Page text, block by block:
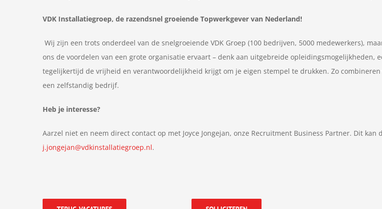
VDK Installatiegroep, de razendsnel groeiende Topwerkgever van Nederland!
Wij zijn een trots onderdeel van de snelgroeiende VDK Groep (100 bedrijven, 5000 medewerkers),
ons de voordelen van een grote organisatie ervaart – denk aan uitgebreide opleidingsmogelijkheden,
tegelijkertijd de vrijheid en verantwoordelijkheid krijgt om je eigen stempel te drukken. Zo
een zelfstandig bedrijf.
Heb je interesse?
Aarzel niet en neem direct contact op met Joyce Jongejan, onze Recruitment Business Partner. Dit
j.jongejan@vdkinstallatiegroep.nl.